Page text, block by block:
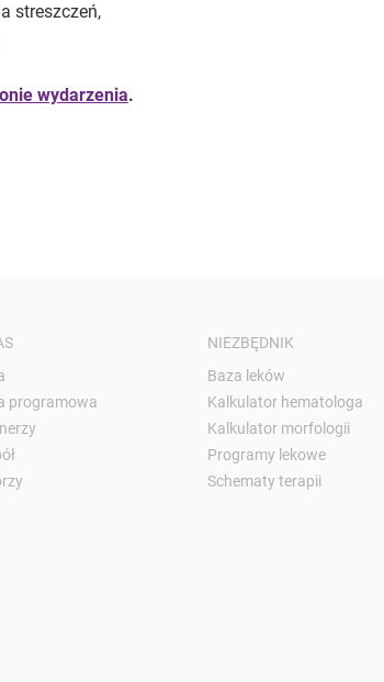
streszczeń,
wydarzenia.
programowa
NIEZBĘDNIK
Baza leków
Kalkulator hematologa
Kalkulator morfologii
Programy lekowe
Schematy terapii